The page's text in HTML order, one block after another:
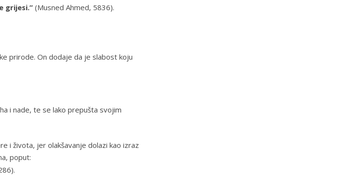
grijesi.”(Musned Ahmed, 5836).
prirode. On dodaje da je slabost koju
i nade, te se lako prepušta svojim
i života, jer olakšavanje dolazi kao izraz
poput:
).